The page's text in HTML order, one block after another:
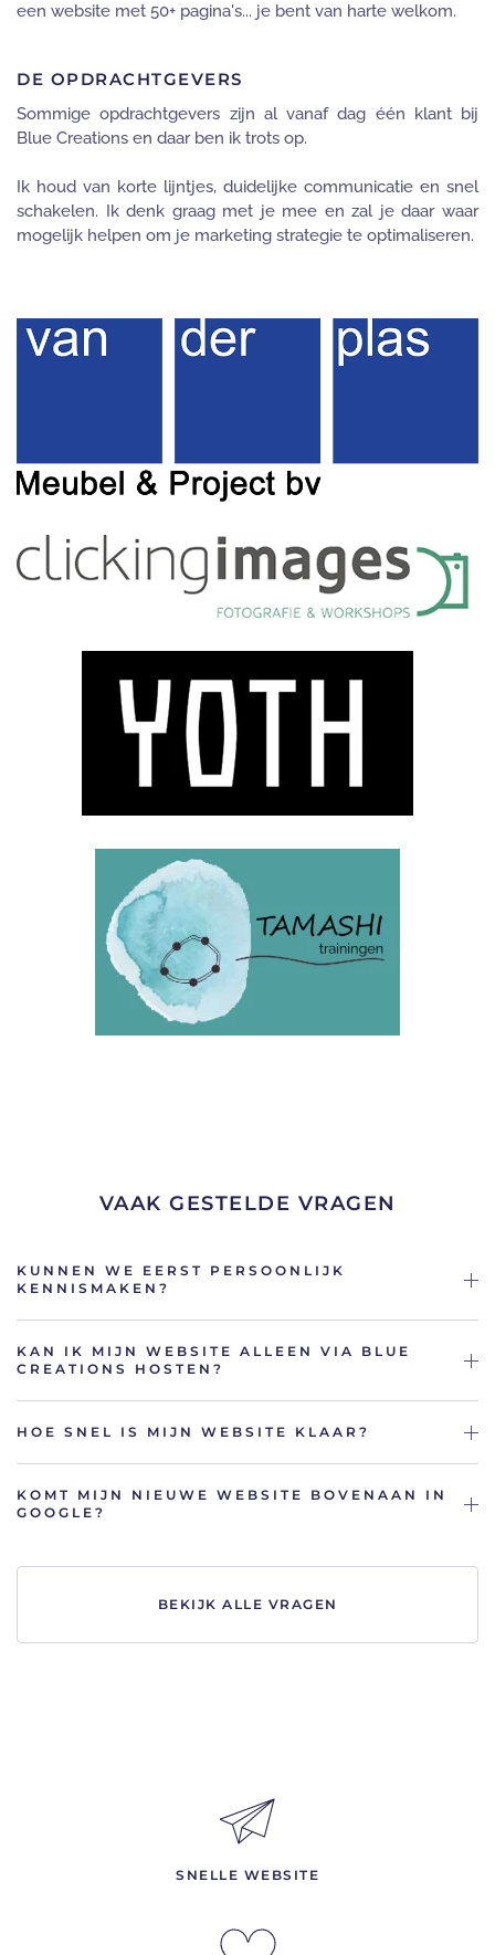
een website met 50+ pagina's... je bent van harte welkom.
DE OPDRACHTGEVERS
Sommige opdrachtgevers zijn al vanaf dag één klant bij
Blue Creations en daar ben ik trots op.
Ik houd van korte lijntjes, duidelijke communicatie en snel
schakelen. Ik denk graag met je mee en zal je daar waar
mogelijk helpen om je marketing strategie te optimaliseren.
VAAK GESTELDE VRAGEN
KUNNEN WE EERST PERSOONLIJK
KENNISMAKEN?
KAN IK MIJN WEBSITE ALLEEN VIA BLUE
CREATIONS HOSTEN?
HOE SNEL IS MIJN WEBSITE KLAAR?
KOMT MIJN NIEUWE WEBSITE BOVENAAN IN
GOOGLE?
BEKIJK ALLE VRAGEN
SNELLE WEBSITE